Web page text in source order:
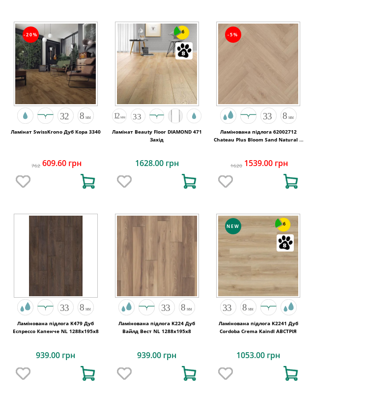
-20%
Ламінат SwissKrono Дуб Кора 3340
762 609.60 грн
6
Ламінат Beauty Floor DIAMOND 471
Захід
1628.00 грн
-5%
Ламінована підлога 62002712
Chateau Plus Bloom Sand Natural A
1620 1539.00 грн
Ламінована підлога K479 Дуб
Еспрессо Капенче NL 1288x195x8
939.00 грн
Ламінована підлога K224 Дуб
Вайлд Вест NL 1288x195x8
939.00 грн
NEW 6
Ламінована підлога K2241 Дуб
Cordoba Crema Kaindl АВСТРІЯ
1053.00 грн